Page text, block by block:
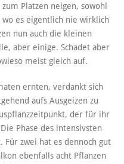
Platzen neigen, sowohl
wo es eigentlich nie wirklich
nun auch die kleinen
aber einige. Schadet aber
meist gleich auf.
ernten, verdankt sich
aufs Ausgeizen zu
der für ihr
Phase des intensivsten
Für zwei hat es dennoch gut
ebenfalls acht Pflanzen